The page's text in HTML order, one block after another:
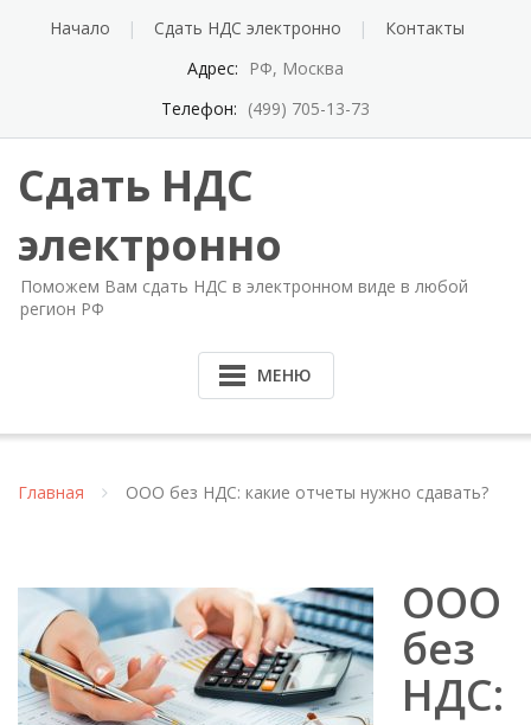
Начало Сдать НДС электронно
Контакты
Адрес:
РФ, Москва
Телефон: (499) 705-13-73
Сдать НДС
электронно
Поможем Вам сдать НДС в электронном виде в любой
регион РФ
МЕНЮ
Главная ООО без НДС: какие отчеты нужно сдавать?
ООО
без
НДС: